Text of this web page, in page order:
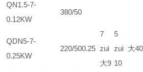
QN1.5-7-
0.12KW
380/50
QDN5-7-
0.25KW
220/500.25
7
zui
大9
5
zui大
10
40